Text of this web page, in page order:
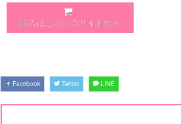
購入はこちらのサイトから
Facebook Twitter LINE